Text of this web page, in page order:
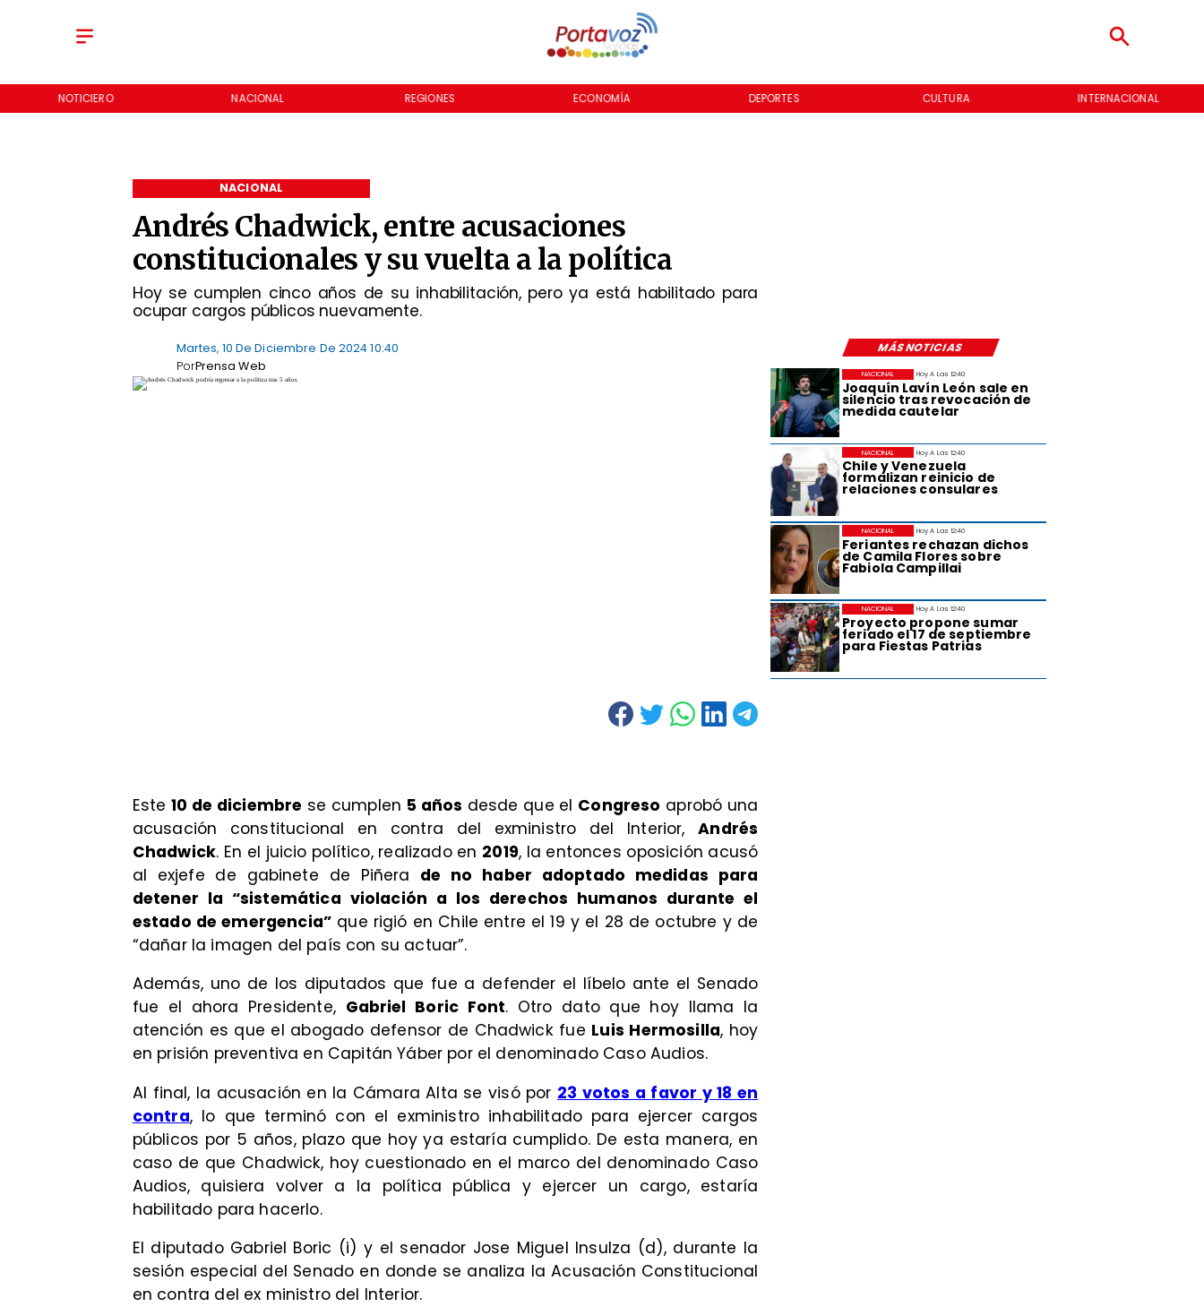
NOTICIERO NACIONAL REGIONES ECONOMÍA DEPORTES CULTURA INTERNACIONAL
Andrés Chadwick, entre acusaciones
constitucionales y su vuelta a la política
Hoy se cumplen cinco años de su inhabilitación, pero ya está habilitado para
ocupar cargos públicos nuevamente.
NACIONAL
MÁS NOTICIAS
Martes, 10 De Diciembre De 2024 10:40
Prensa Web
Por
Hoy A Las 12:40
Joaquín Lavín León sale en
silencio tras revocación de
medida cautelar
NACIONAL
Hoy A Las 12:40
Chile y Venezuela
formalizan reinicio de
relaciones consulares
NACIONAL
Hoy A Las 12:40
Feriantes rechazan dichos
de Camila Flores sobre
Fabiola Campillai
NACIONAL
Hoy A Las 12:40
Proyecto propone sumar
feriado el 17 de septiembre
para Fiestas Patrias
NACIONAL
Este10 de diciembre se cumplen 5 años desde que el Congreso aprobó una
acusación constitucional en contra del exministro del Interior,Andrés
Chadwick. En el juicio político, realizado en 2019, la entonces oposición acusó
al exjefe de gabinete de Piñera de no haber adoptado medidas para
detener la “sistemática violación a los derechos humanos durante el
estado de emergencia” que rigió en Chile entre el 19 y el 28 de octubre y de
“dañar la imagen del país con su actuar”.
Además, uno de los diputados que fue a defender el líbelo ante el Senado
fue el ahora Presidente, Gabriel Boric Font. Otro dato que hoy llama la
atención es que el abogado defensor de Chadwick fue Luis Hermosilla, hoy
en prisión preventiva en Capitán Yáber por el denominado Caso Audios.
Al final, la acusación en la Cámara Alta se visó por 23 votos a favor y 18 en
contra, lo que terminó con el exministro inhabilitado para ejercer cargos
públicos por 5 años, plazo que hoy ya estaría cumplido. De esta manera, en
caso de que Chadwick, hoy cuestionado en el marco del denominado Caso
Audios, quisiera volver a la política pública y ejercer un cargo, estaría
habilitado para hacerlo.
​El diputado Gabriel Boric (i) y el senador Jose Miguel Insulza (d), durante la
sesión especial del Senado en donde se analiza la Acusación Constitucional
en contra del ex ministro del Interior.